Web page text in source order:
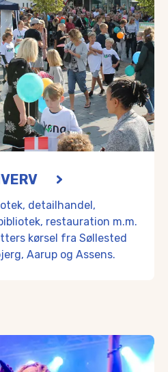
detailhandel,
restauration m.m.
kørsel fra Søllested
Aarup og Assens.